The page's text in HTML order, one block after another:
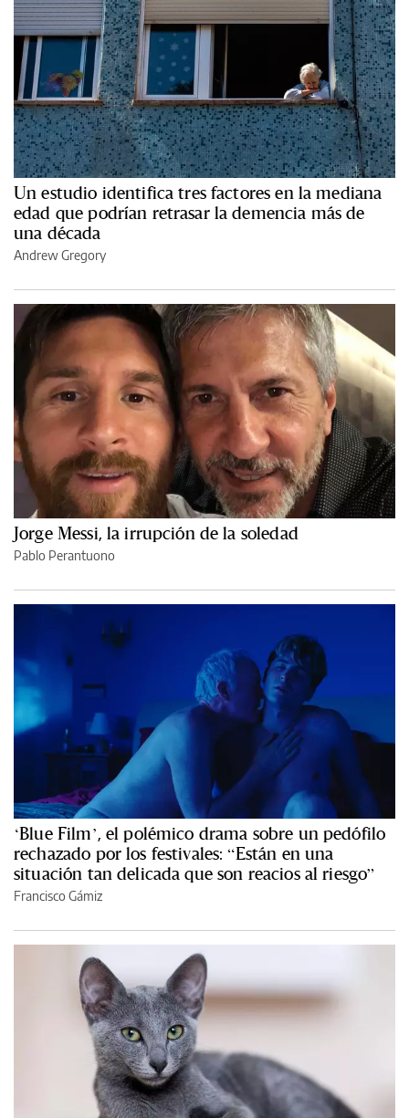
Un estudio identifica tres factores en la mediana
edad que podrían retrasar la demencia más de
una década
Andrew Gregory
Jorge Messi, la irrupción de la soledad
Pablo Perantuono
‘Blue Film’, el polémico drama sobre un pedófilo
rechazado por los festivales: “Están en una
situación tan delicada que son reacios al riesgo”
Francisco Gámiz